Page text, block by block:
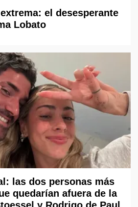
el desesperante
Lobato
las dos personas más
quedarían afuera de la